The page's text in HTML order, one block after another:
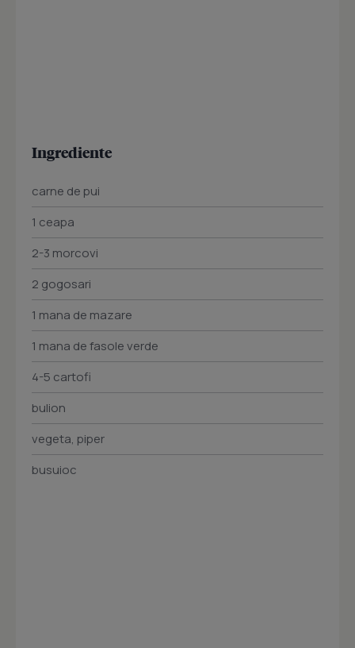
Ingrediente
carne de pui
1 ceapa
2-3 morcovi
2 gogosari
1 mana de mazare
1 mana de fasole verde
4-5 cartofi
bulion
vegeta, piper
busuioc